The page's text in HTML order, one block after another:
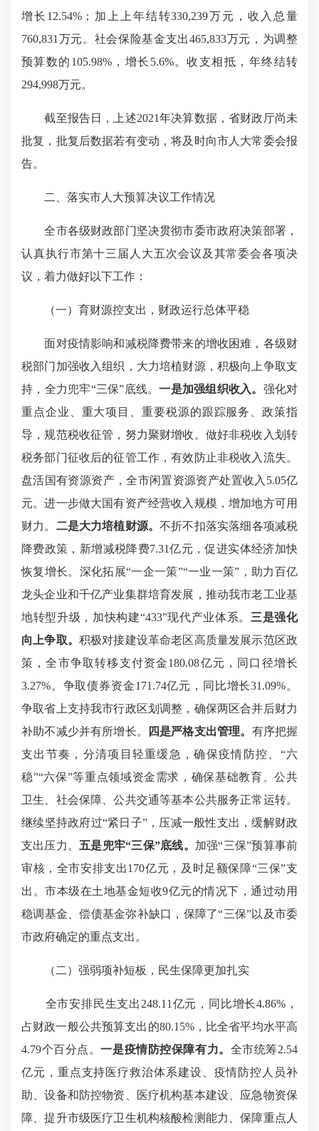
增长12.54%；加上上年结转330,239万元，收入总量
760,831万元。社会保险基金支出465,833万元，为调整
预算数的105.98%，增长5.6%。收支相抵，年终结转
294,998万元。
截至报告日，上述2021年决算数据，省财政厅尚未
批复，批复后数据若有变动，将及时向市人大常委会报
告。
二、落实市人大预算决议工作情况
全市各级财政部门坚决贯彻市委市政府决策部署，
认真执行市第十三届人大五次会议及其常委会各项决
议，着力做好以下工作：
（一）育财源控支出，财政运行总体平稳
面对疫情影响和减税降费带来的增收困难，各级财
税部门加强收入组织，大力培植财源，积极向上争取支
持，全力兜牢“三保”底线。一是加强组织收入。 强化对
重点企业、重大项目、重要税源的跟踪服务、政策指
导，规范税收征管，努力聚财增收。做好非税收入划转
税务部门征收后的征管工作，有效防止非税收入流失。
盘活国有资源资产，全市闲置资源资产处置收入5.05亿
元。进一步做大国有资产经营收入规模，增加地方可用
财力。 二是大力培植财源。不折不扣落实落细各项减税
降费政策，新增减税降费7.31亿元，促进实体经济加快
恢复增长。深化拓展“一企一策”“一业一策”，助力百亿
龙头企业和千亿产业集群培育发展，推动我市老工业基
地转型升级，加快构建“433”现代产业体系。 三是强化
向上争取。 积极对接建设革命老区高质量发展示范区政
策，全市争取转移支付资金180.08亿元，同口径增长
3.27%。争取债券资金171.74亿元，同比增长31.09%。
争取省上支持我市行政区划调整，确保两区合并后财力
补助不减少并有所增长。
四是严格支出管理。 有序把握
支出节奏，分清项目轻重缓急，确保疫情防控、“六
稳”“六保”等重点领域资金需求，确保基础教育、公共
卫生、社会保障、公共交通等基本公共服务正常运转。
继续坚持政府过“紧日子”，压减一般性支出，缓解财政
支出压力。 五是兜牢“三保”底线。 加强“三保”预算事前
审核，全市安排支出170亿元，及时足额保障“三保”支
出。市本级在土地基金短收9亿元的情况下，通过动用
稳调基金、偿债基金弥补缺口，保障了“三保”以及市委
市政府确定的重点支出。
（二）强弱项补短板，民生保障更加扎实
全市安排民生支出248.11亿元，同比增长4.86%，
占财政一般公共预算支出的80.15%，比全省平均水平高
4.79个百分点。一是疫情防控保障有力。 全市统筹2.54
亿元，重点支持医疗救治体系建设、疫情防控人员补
助、设备和防控物资、医疗机构基本建设、应急物资保
障、提升市级医疗卫生机构核酸检测能力、保障重点人